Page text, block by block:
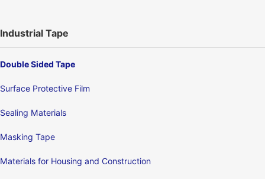
Industrial Tape
Double Sided Tape
Surface Protective Film
Sealing Materials
Masking Tape
Materials for Housing and Construction